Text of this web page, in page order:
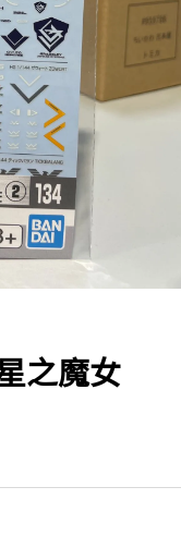
之魔女